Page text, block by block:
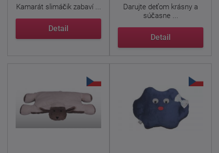
Kamarát slimáčik zabaví ...
Detail
Darujte deťom krásny a
súčasne ...
Detail